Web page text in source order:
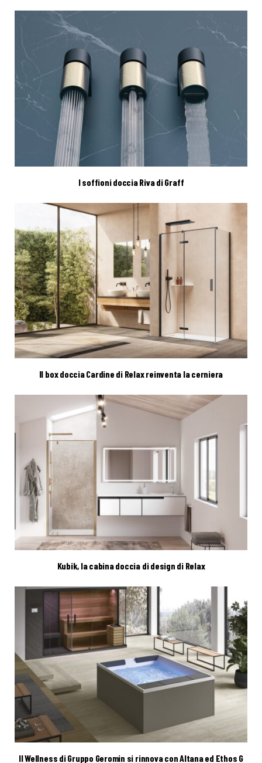
I soffioni doccia Riva di Graff
Il box doccia Cardine di Relax reinventa la cerniera
Kubik, la cabina doccia di design di Relax
Il Wellness di Gruppo Geromin si rinnova con Altana ed Ethos G